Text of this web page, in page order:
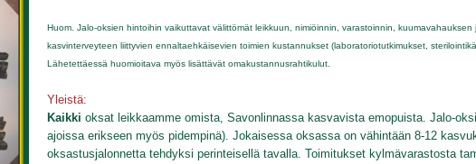
Huom. Jalo-oksien hintoihin vaikuttavat välittömät leikkuun, nimiöinnin, varastoinnin,
kasvinterveyteen liittyvien ennaltaehkäisevien toimien kustannukset (laboratoriotutkimukset,
Lähetettäessä huomioitava myös lisättävät omakustannusrahtikulut.
Yleistä:
Kaikki oksat leikkaamme omista, Savonlinnassa kasvavista emopuista. Jalo-
ajoissa erikseen myös pidempinä). Jokaisessa oksassa on vähintään 8-12
oksastusjalonnetta tehdyksi perinteisellä tavalla. Toimitukset kylmävarastosta